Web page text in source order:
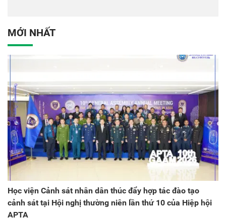
MỚI NHẤT
Học viện Cảnh sát nhân dân thúc đẩy hợp tác đào tạo
cảnh sát tại Hội nghị thường niên lần thứ 10 của Hiệp hội
APTA